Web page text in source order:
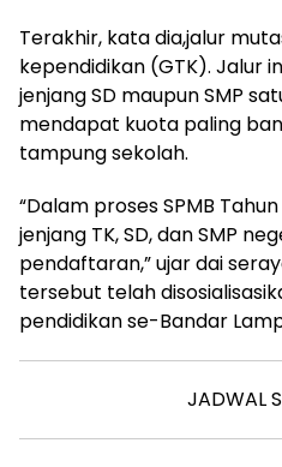
Terakhir, kata dia,jalur
kependidikan (GTK). Jalur
jenjang SD maupun SMP
mendapat kuota paling
tampung sekolah.
“Dalam proses SPMB
jenjang TK, SD, dan SMP
pendaftaran,” ujar dai
tersebut telah
pendidikan se-Bandar
JADWAL